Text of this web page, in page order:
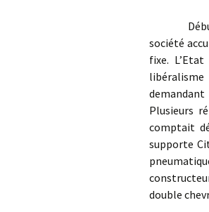
Début
société
fixe.
Plusieurs
comptait
supporte
double